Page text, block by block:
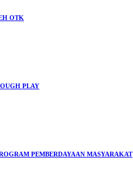
OTK
PLAY
PEMBERDAYAAN MASYARAKAT